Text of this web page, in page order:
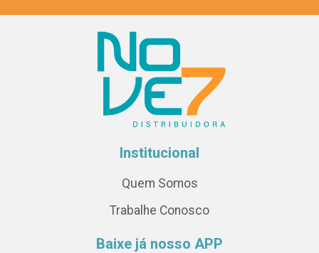
Institucional
Quem Somos
Trabalhe Conosco
Baixe já nosso APP